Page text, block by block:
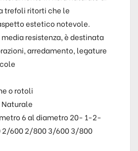
trefoli ritorti che le
estetico notevole.
resistenza, è destinata
arredamento, legature
o rotoli
Naturale
6 al diametro 20- 1-2-
600 2/800 3/600 3/800